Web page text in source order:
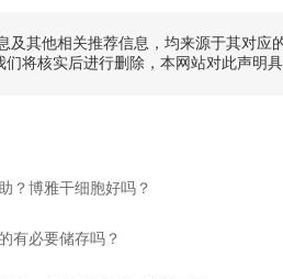
及其他相关推荐信息，均来源于其对
将核实后进行删除，本网站对此声明
？博雅干细胞好吗？
有必要储存吗？